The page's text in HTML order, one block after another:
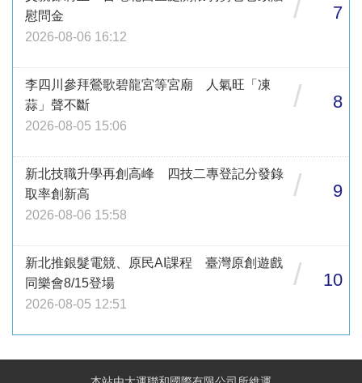
慰問金
2026-08-06 16:12
/ 7
李四川參拜鶯歌碧龍宮等宮廟 人氣旺「凍
蒜」聲不斷
2026-08-05 15:06
/ 8
新北技職升學再創高峰 四技二專登記分發錄
取率創新高
2026-08-06 15:58
/ 9
新北推銀髮電競、原民AI課程 臺灣原創遊戲
同樂會8/15登場
2026-08-05 12:51
/ 10